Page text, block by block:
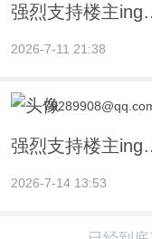
强烈支持楼主
2026-7-11 21:38
强烈支持楼主
2026-7-14 13:53